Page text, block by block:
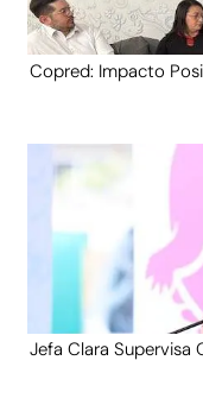
Copred: Impacto
Jefa Clara Supervisa